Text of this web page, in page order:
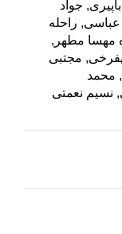
جواد
عباسی, راحله
مهسا مطهر,
مجتبی
محمد
نسیم نعمتی